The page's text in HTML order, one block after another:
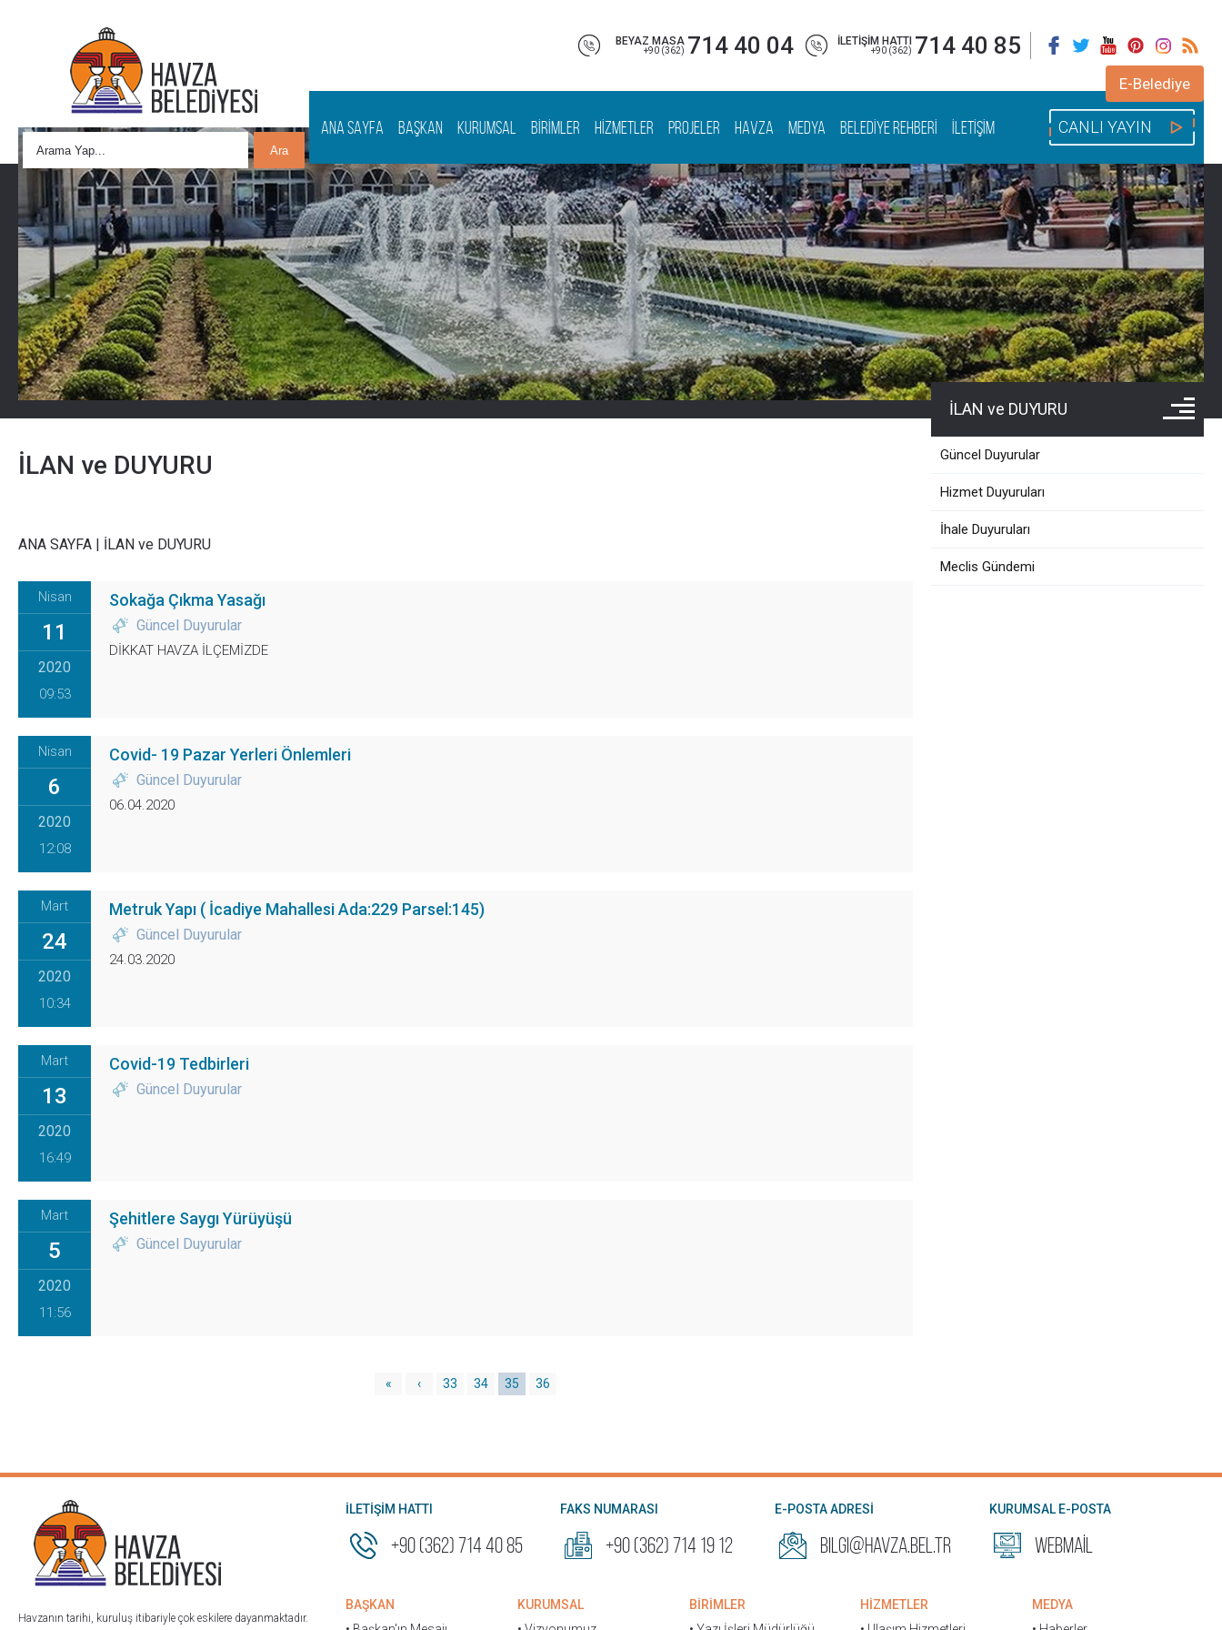
Ara
İLETİŞİM HATTI
+90 (362) 714 40 85
BEYAZ MASA
+90 (362) 714 40 04
ANA SAYFA BAŞKAN KURUMSAL BİRİMLER HİZMETLER PROJELER HAVZA MEDYA BELEDİYE REHBERİ İLETİŞİM
E-Belediye
CANLI YAYIN
İLAN ve DUYURU
İLAN ve DUYURU
ANA SAYFA | İLAN ve DUYURU
Nisan
11
2020
09:53
Sokağa Çıkma Yasağı
Güncel Duyurular
DİKKAT HAVZA İLÇEMİZDE
Nisan
6
2020
12:08
Covid- 19 Pazar Yerleri Önlemleri
Güncel Duyurular
06.04.2020
Mart
24
2020
10:34
Metruk Yapı ( İcadiye Mahallesi Ada:229 Parsel:145)
Güncel Duyurular
24.03.2020
Mart
13
2020
16:49
Covid-19 Tedbirleri
Güncel Duyurular
Mart
5
2020
11:56
Şehitlere Saygı Yürüyüşü
Güncel Duyurular
« ‹ 33 34 35 36
Güncel Duyurular
Hizmet Duyuruları
İhale Duyuruları
Meclis Gündemi
Havzanın tarihi, kuruluş itibariyle çok eskilere dayanmaktadır.
İLETİŞİM HATTI
+90 (362) 714 40 85
FAKS NUMARASI
+90 (362) 714 19 12
E-POSTA ADRESİ
bilgi@havza.bel.tr
KURUMSAL E-POSTA
WEBMAİL
BAŞKAN
KURUMSAL
BİRİMLER
• Basın Yayın ve Halkla İlişkiler
Müdürlüğü
HİZMETLER
MEDYA